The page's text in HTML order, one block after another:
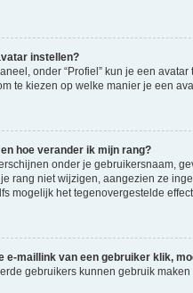
instellen?
onder “Profiel” kun je een
te kiezen op welke manier je een
hoe verander ik mijn rang?
onder je gebruikersnaam,
rang niet wijzigen, aangezien ze
mogelijk het tegenovergestelde
e-maillink van een gebruiker klik,
gebruikers kunnen gebruik